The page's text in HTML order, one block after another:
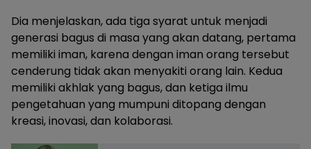
Dia menjelaskan, ada tiga syarat untuk menjadi
generasi bagus di masa yang akan datang, pertama
memiliki iman, karena dengan iman orang tersebut
cenderung tidak akan menyakiti orang lain. Kedua
memiliki akhlak yang bagus, dan ketiga ilmu
pengetahuan yang mumpuni ditopang dengan
kreasi, inovasi, dan kolaborasi.